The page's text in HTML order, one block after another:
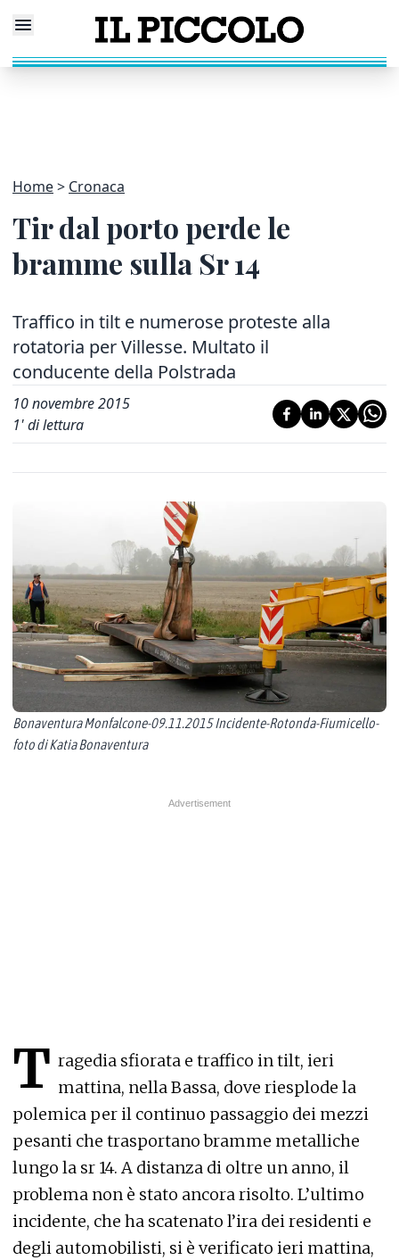
Home Cronaca
Tir dal porto perde le
bramme sulla Sr 14
Traffico in tilt e numerose proteste alla
rotatoria per Villesse. Multato il
conducente della Polstrada
10 novembre 2015
1' di lettura
Bonaventura Monfalcone-09.11.2015 Incidente-Rotonda-Fiumicello-
foto di Katia Bonaventura
T ragedia sfiorata e traffico in tilt, ieri
mattina, nella Bassa, dove riesplode la
polemica per il continuo passaggio dei mezzi
pesanti che trasportano bramme metalliche
lungo la sr 14. A distanza di oltre un anno, il
problema non è stato ancora risolto. L’ultimo
incidente, che ha scatenato l’ira dei residenti e
degli automobilisti, si è verificato ieri mattina,